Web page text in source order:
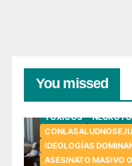
You missed
TÓXICOS
IDEOLOGÍAS
ASESINATO MASIVO